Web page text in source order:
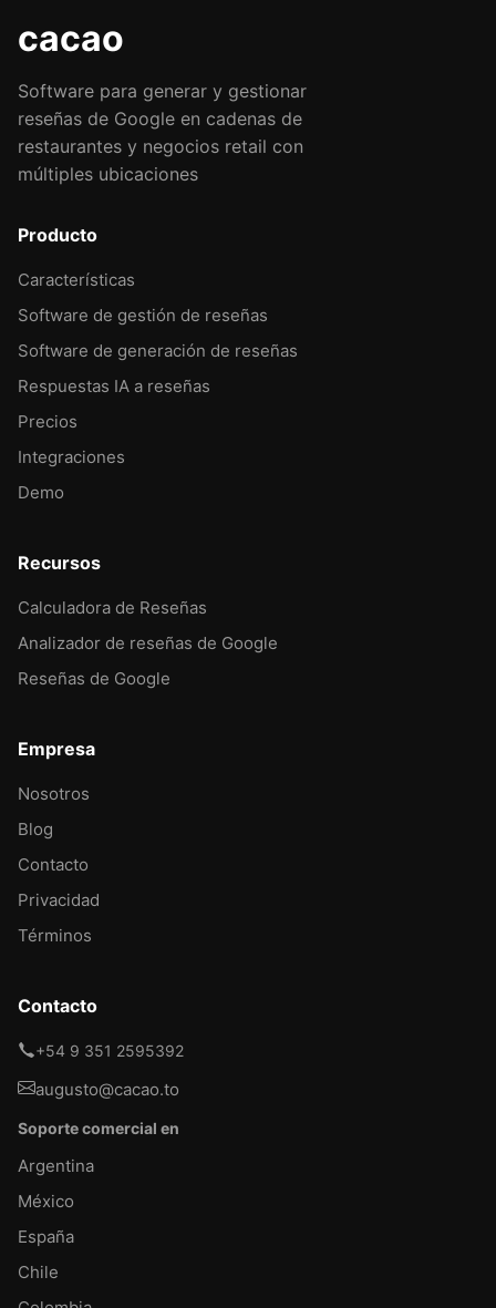
cacao
Software para generar y gestionar
reseñas de Google en cadenas de
restaurantes y negocios retail con
múltiples ubicaciones
Producto
Características
Software de gestión de reseñas
Software de generación de reseñas
Respuestas IA a reseñas
Precios
Integraciones
Demo
Recursos
Calculadora de Reseñas
Analizador de reseñas de Google
Reseñas de Google
Empresa
Nosotros
Blog
Contacto
Privacidad
Términos
Contacto
+54 9 351 2595392
augusto@cacao.to
Soporte comercial en
Argentina
México
España
Chile